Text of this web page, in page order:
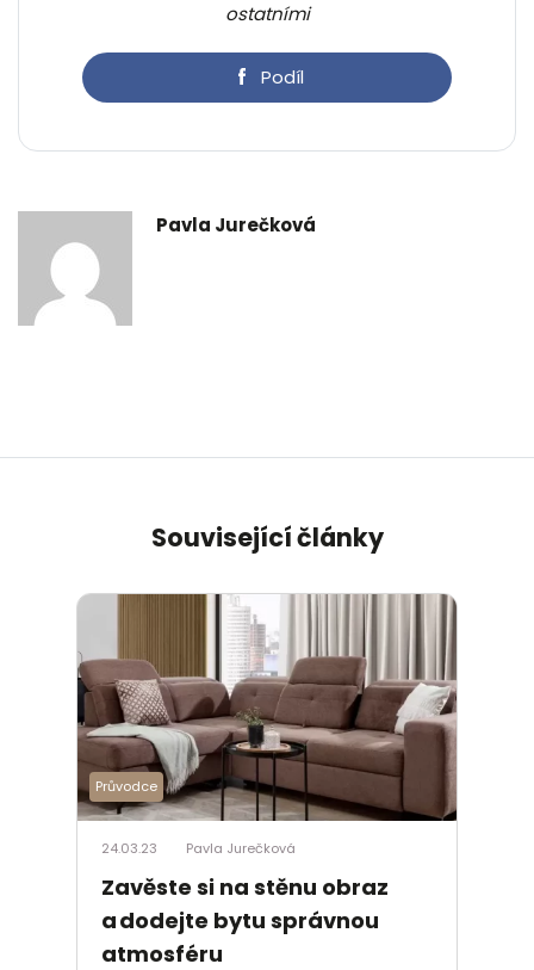
ostatními
Podíl
Pavla Jurečková
Související články
Průvodce
24.03.23 Pavla Jurečková
Zavěste si na stěnu obraz
a dodejte bytu správnou
atmosféru